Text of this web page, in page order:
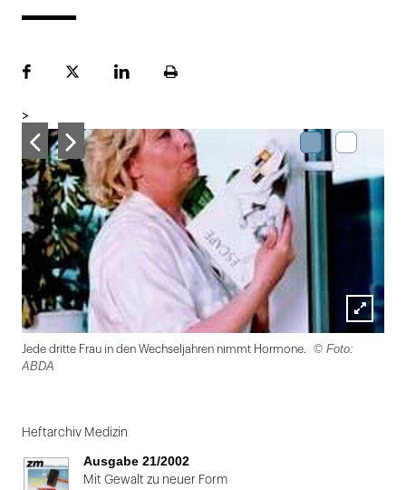
FacebookPlattformLinekdInSeite
>
Lightbox
öffnen
Jede dritte Frau in den Wechseljahren nimmt Hormone.
© Foto:
ABDA
1
von
2
Heftarchiv Medizin
Ausgabe 21/2002
Mit Gewalt zu neuer Form